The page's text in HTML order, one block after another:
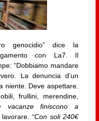
genocidio” dice la
con La7. Il
“Dobbiamo mandare
La denuncia d’un
niente. Deve aspettare.
frullini, merendine,
finiscono a
“Con soli 240€